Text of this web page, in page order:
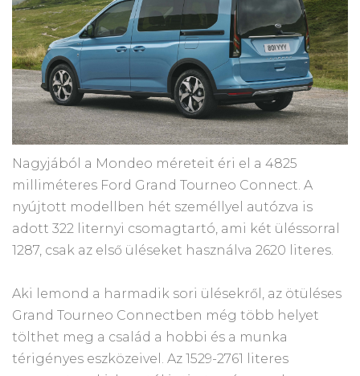
Nagyjából a Mondeo méreteit éri el a 4825
milliméteres Ford Grand Tourneo Connect. A
nyújtott modellben hét személlyel autózva is
adott 322 liternyi csomagtartó, ami két üléssorral
1287, csak az első üléseket használva 2620 literes.
Aki lemond a harmadik sori ülésekről, az ötüléses
Grand Tourneo Connectben még több helyet
tölthet meg a család a hobbi és a munka
térigényes eszközeivel. Az 1529-2761 literes